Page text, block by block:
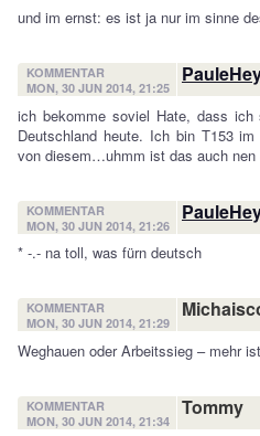
und im ernst: es ist ja nur im sinne
KOMMENTAR
MON, 30 JUN 2014, 21:25
ich bekomme soviel Hate, dass ich
Deutschland heute. Ich bin T153
von diesem…uhmm ist das auch nen
KOMMENTAR
MON, 30 JUN 2014, 21:26
* -.- na toll, was fürn deutsch
KOMMENTAR
MON, 30 JUN 2014, 21:29
Weghauen oder Arbeitssieg – mehr
KOMMENTAR
MON, 30 JUN 2014, 21:34
Tommy